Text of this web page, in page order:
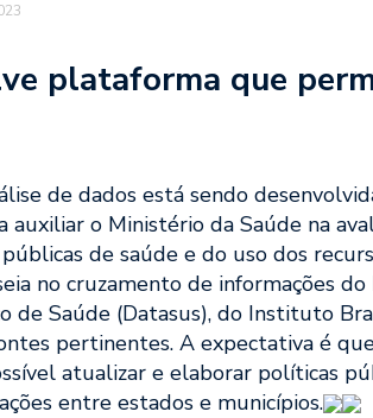
plataforma que
de dados está sendo
o Ministério da Saúde na
de saúde e do uso dos
no cruzamento de informações
de Saúde (Datasus), do Instituto
pertinentes. A expectativa é
atualizar e elaborar políticas
entre estados e municípios.